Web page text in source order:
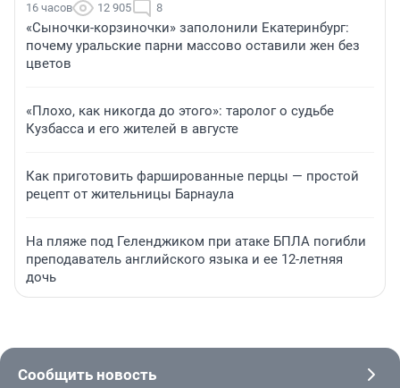
16 часов 12 905 8
«Сыночки-корзиночки» заполонили Екатеринбург:
почему уральские парни массово оставили жен без
цветов
«Плохо, как никогда до этого»: таролог о судьбе
Кузбасса и его жителей в августе
Как приготовить фаршированные перцы — простой
рецепт от жительницы Барнаула
На пляже под Геленджиком при атаке БПЛА погибли
преподаватель английского языка и ее 12-летняя
дочь
Сообщить новость